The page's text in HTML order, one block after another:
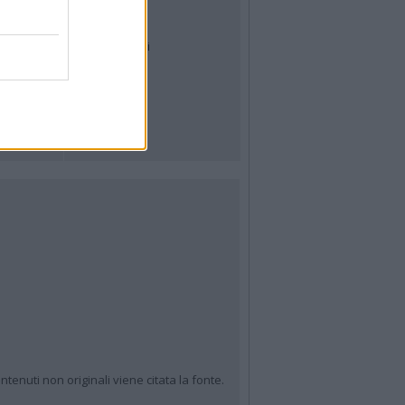
Articoli più letti
non originali viene citata la fonte.